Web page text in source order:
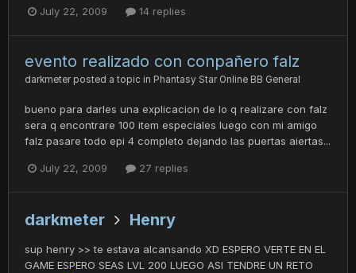
July 22, 2009 14 replies
evento realizado con conpañero falz
darkmeter posted a topic in Phantasy Star Online BB General
bueno para darles una explicacion de lo q realizare con falz
sera q encontrare 100 item especiales luego con mi amigo
falz pasare todo epi 4 completo dejando las puertas aiertas...
July 22, 2009 27 replies
darkmeter Henry
sup henry >> te estava alcansando XD ESPERO VERTE EN EL
GAME ESPERO SEAS LVL 200 LUEGO ASI TENDRE UN RETO